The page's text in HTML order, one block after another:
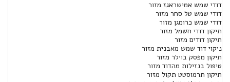
דודי שמש אמישראגז מזור
דודי שמש טל סחר מזור
דודי שמש כרומגן מזור
תיקון דודי חשמל מזור
תיקון דודים מזור
ניקוי דוד שמש מאבנית מזור
תיקון מפסק בוילר מזור
טיפול בנזילות מהדוד מזור
תיקון תרמוסטט תקול מזור